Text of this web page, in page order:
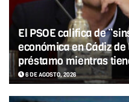
El PSOE califica de
económica en Cádiz
préstamo mientras
6 DE AGOSTO, 2026